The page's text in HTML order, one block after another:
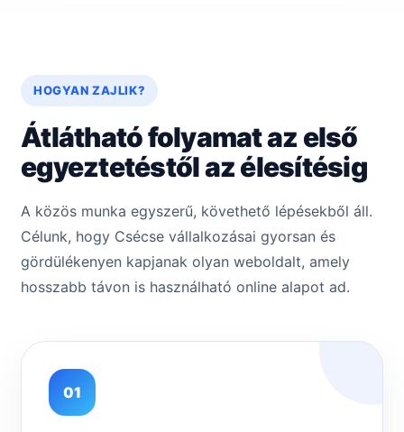
HOGYAN ZAJLIK?
Átlátható folyamat az első
egyeztetéstől az élesítésig
A közös munka egyszerű, követhető lépésekből áll.
Célunk, hogy Csécse vállalkozásai gyorsan és
gördülékenyen kapjanak olyan weboldalt, amely
hosszabb távon is használható online alapot ad.
01